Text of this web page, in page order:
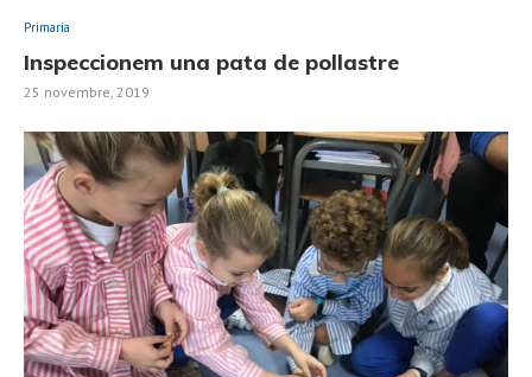
Primaria
Inspeccionem una pata de pollastre
25 novembre, 2019